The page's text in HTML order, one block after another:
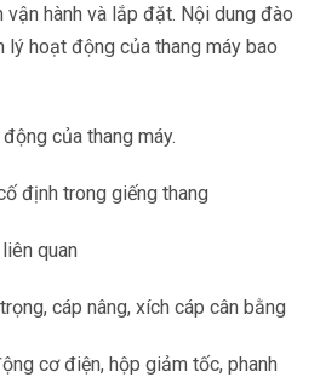
hành và lắp đặt. Nội dung đào
lý hoạt động của thang máy bao
của thang máy.
định trong giếng thang
quan
cáp nâng, xích cáp cân bằng
cơ điện, hộp giảm tốc, phanh